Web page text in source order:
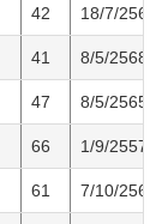
42 18/7/2562
41 8/5/2568
47 8/5/2565
66 1/9/2557
61 7/10/2566